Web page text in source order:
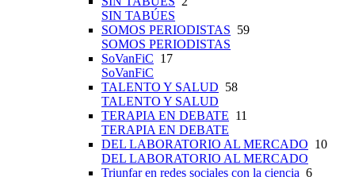
SIN TABÚES
SOMOS PERIODISTAS 59
SOMOS PERIODISTAS
SoVanFiC 17
SoVanFiC
TALENTO Y SALUD 58
TALENTO Y SALUD
TERAPIA EN DEBATE 11
TERAPIA EN DEBATE
DEL LABORATORIO AL MERCADO 10
DEL LABORATORIO AL MERCADO
Triunfar en redes sociales con la ciencia 6